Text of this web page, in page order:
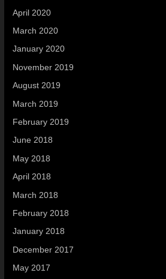
April 2020
March 2020
January 2020
November 2019
August 2019
March 2019
February 2019
June 2018
May 2018
April 2018
March 2018
February 2018
January 2018
December 2017
May 2017